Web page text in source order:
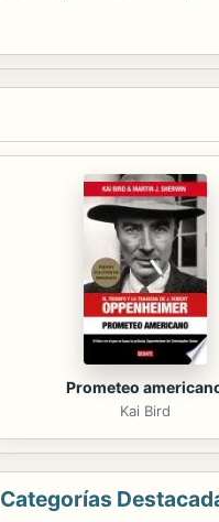
Prometeo
Kai Bird
Categorías